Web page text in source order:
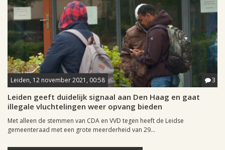
Leiden, 12 november 2021, 00:58 3
Leiden geeft duidelijk signaal aan Den Haag en gaat
illegale vluchtelingen weer opvang bieden
Met alleen de stemmen van CDA en VVD tegen heeft de Leidse
gemeenteraad met een grote meerderheid van 29...